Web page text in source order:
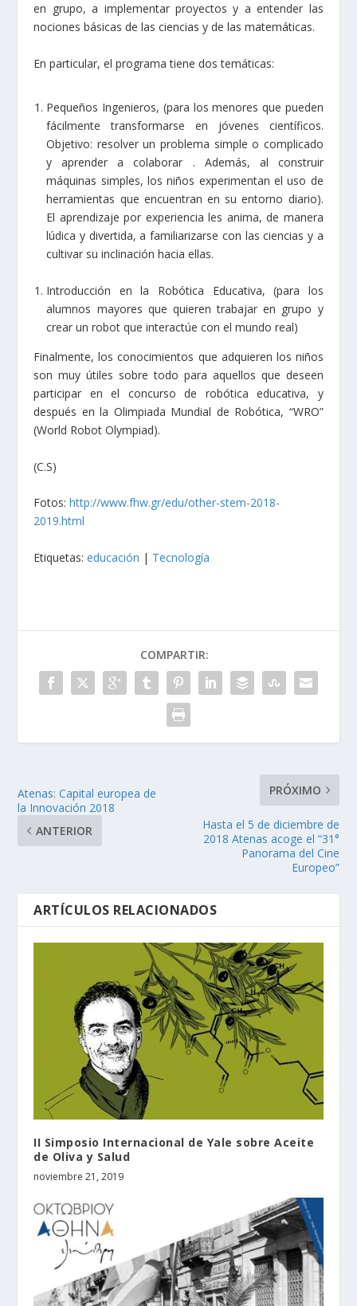
en grupo, a implementar proyectos y a entender las
nociones básicas de las ciencias y de las matemáticas.
En particular, el programa tiene dos temáticas:
Pequeños Ingenieros, (para los menores que pueden
fácilmente transformarse en jóvenes científicos.
Objetivo: resolver un problema simple o complicado
y aprender a colaborar . Además, al construir
máquinas simples, los niños experimentan el uso de
herramientas que encuentran en su entorno diario).
El aprendizaje por experiencia les anima, de manera
lúdica y divertida, a familiarizarse con las ciencias y a
cultivar su inclinación hacia ellas.
Introducción en la Robótica Educativa, (para los
alumnos mayores que quieren trabajar en grupo y
crear un robot que interactúe con el mundo real)
Finalmente, los conocimientos que adquieren los niños
son muy útiles sobre todo para aquellos que deseen
participar en el concurso de robótica educativa, y
después en la Olimpiada Mundial de Robótica, “WRO”
(World Robot Olympiad).
(C.S)
Fotos:http://www.fhw.gr/edu/other-stem-2018-
2019.html
Etiquetas:educación | Tecnología
COMPARTIR:
Atenas: Capital europea de
la Innovación 2018
ANTERIOR
PRÓXIMO
Hasta el 5 de diciembre de
2018 Atenas acoge el “31°
Panorama del Cine
Europeo”
ARTÍCULOS RELACIONADOS
II Simposio Internacional de Yale sobre Aceite
de Oliva y Salud
noviembre 21, 2019